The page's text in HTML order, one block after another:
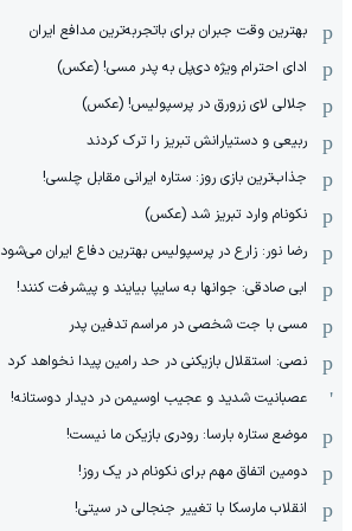
بهترین وقت جبران برای باتجربه‌ترین مدافع ایران
ادای احترام ویژه دی‌پل به پدر مسی! (عکس)
جلالی لای زرورق در پرسپولیس! (عکس)
ربیعی و دستیارانش تبریز را ترک کردند
جذاب‌ترین بازی روز: ستاره ایرانی مقابل چلسی!
نکونام وارد تبریز شد (عکس)
رضا نور: زارع در پرسپولیس بهترین دفاع ایران می‌شود
ابی صادقی: جوانها به سایپا بیایند و پیشرفت کنند!
مسی با جت شخصی در مراسم تدفین پدر
نصی: استقلال بازیکنی در حد رامین پیدا نخواهد کرد
عصبانیت شدید و عجیب اوسیمن در دیدار دوستانه!
موضع ستاره بارسا: رودری بازیکن ما نیست!
دومین اتفاق مهم برای نکونام در یک روز!
انقلاب مارسکا با تغییر جنجالی در سیتی!